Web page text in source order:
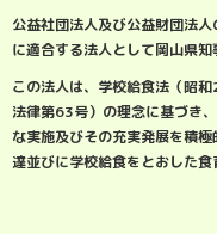
公益社団法人及び公益財団法
に適合する法人として岡山県知
この法人は、学校給食法（昭
法律第63号）の理念に基づき、
な実施及びその充実発展を積極
達並びに学校給食をとおした食